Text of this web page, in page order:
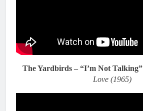
The Yardbirds – “I’m Not Talking”
Love (1965)